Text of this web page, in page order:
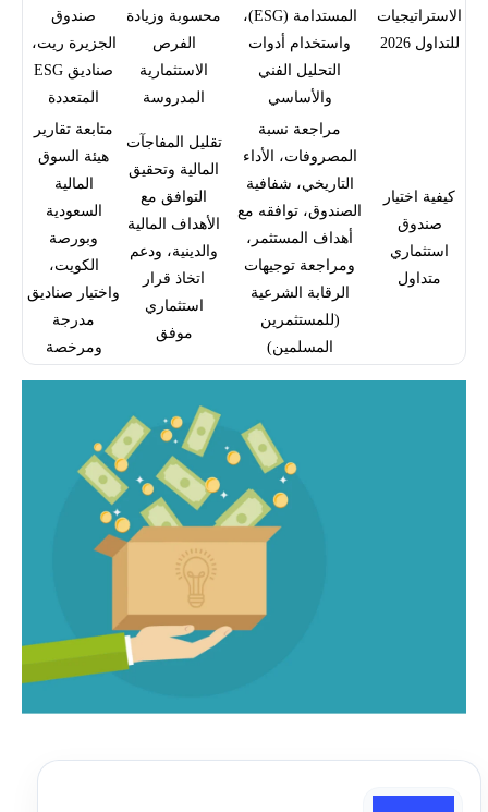
الاستراتيجيات
للتداول 2026
المستدامة (ESG)،
واستخدام أدوات
التحليل الفني
والأساسي
محسوبة وزيادة
الفرص
الاستثمارية
المدروسة
صندوق
الجزيرة ريت،
صناديق ESG
المتعددة
كيفية اختيار
صندوق
استثماري
متداول
مراجعة نسبة
المصروفات، الأداء
التاريخي، شفافية
الصندوق، توافقه مع
أهداف المستثمر،
ومراجعة توجيهات
الرقابة الشرعية
(للمستثمرين
المسلمين)
تقليل المفاجآت
المالية وتحقيق
التوافق مع
الأهداف المالية
والدينية، ودعم
اتخاذ قرار
استثماري
موفق
متابعة تقارير
هيئة السوق
المالية
السعودية
وبورصة
الكويت،
واختيار صناديق
مدرجة
ومرخصة